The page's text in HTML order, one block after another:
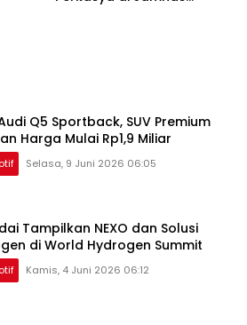
Q5 Sportback, SUV Premium
Harga Mulai Rp1,9 Miliar
Selasa, 9 Juni 2026 06:05
Tampilkan NEXO dan Solusi
di World Hydrogen Summit
Kamis, 4 Juni 2026 06:12